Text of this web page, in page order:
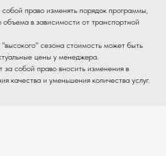
право изменять порядок программы,
в зависимости от транспортной
сезона стоимость может быть
цены у менеджера.
собой право вносить изменения в
качества и уменьшения количества услуг.